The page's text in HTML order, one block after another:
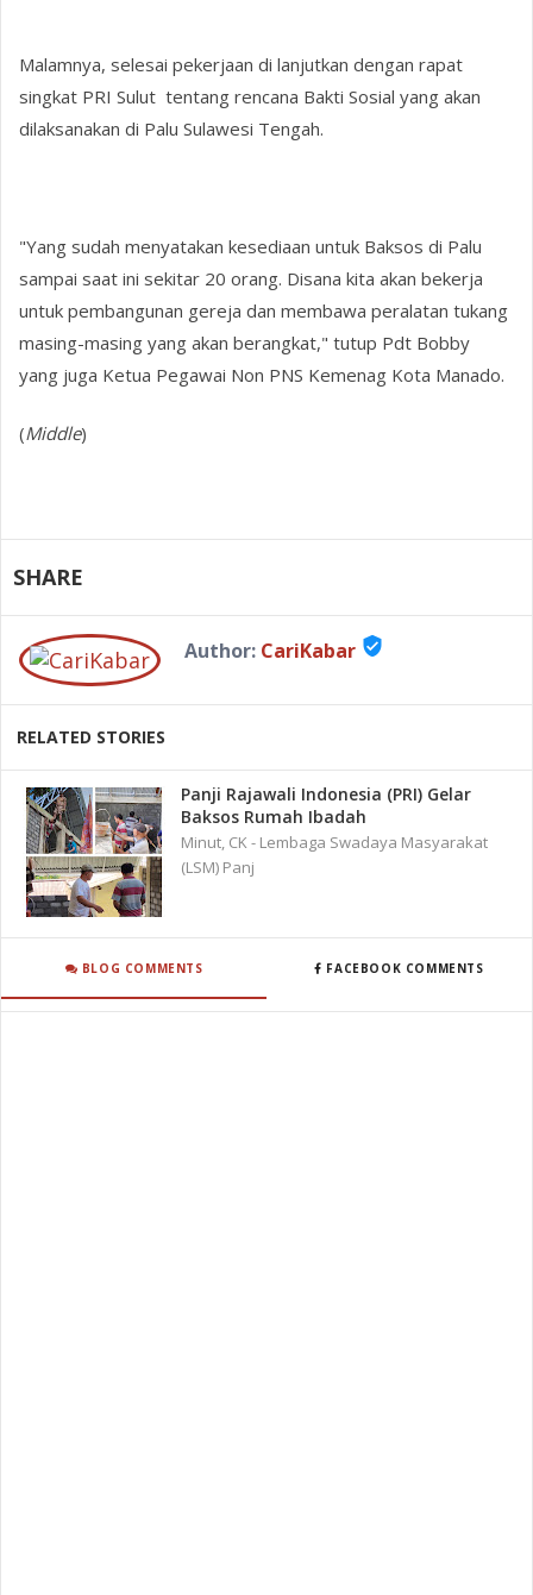
Malamnya, selesai pekerjaan di lanjutkan dengan rapat
singkat PRI Sulut tentang rencana Bakti Sosial yang akan
dilaksanakan di Palu Sulawesi Tengah.
"Yang sudah menyatakan kesediaan untuk Baksos di Palu
sampai saat ini sekitar 20 orang. Disana kita akan bekerja
untuk pembangunan gereja dan membawa peralatan tukang
masing-masing yang akan berangkat," tutup Pdt Bobby
yang juga Ketua Pegawai Non PNS Kemenag Kota Manado.
(Middle)
SHARE
Author: CariKabar verified_user
RELATED STORIES
Panji Rajawali Indonesia (PRI) Gelar
Baksos Rumah Ibadah
Minut, CK - Lembaga Swadaya Masyarakat
(LSM) Panj
BLOG COMMENTS FACEBOOK COMMENTS